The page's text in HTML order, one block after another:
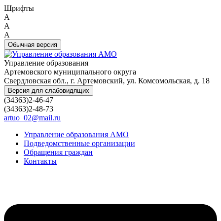
Шрифты
A
A
A
Обычная версия
Управление образования
Артемовского муниципального округа
Свердловская обл., г. Артемовский, ул. Комсомольская, д. 18
Версия для слабовидящих
(34363)2-46-47
(34363)2-48-73
artuo_02@mail.ru
Управление образования АМО
Подведомственные организации
Обращения граждан
Контакты